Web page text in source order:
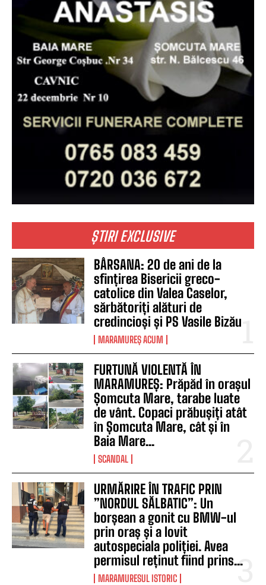
ȘTIRI EXCLUSIVE
BÂRSANA: 20 de ani de la
sfințirea Bisericii greco-
catolice din Valea Caselor,
sărbătoriți alături de
credincioși și PS Vasile Bizău
MARAMUREȘ ACUM
FURTUNĂ VIOLENTĂ ÎN
MARAMUREȘ: Prăpăd în orașul
Șomcuta Mare, tarabe luate
de vânt. Copaci prăbușiți atât
în Șomcuta Mare, cât și în
Baia Mare...
SCANDAL
URMĂRIRE ÎN TRAFIC PRIN
”NORDUL SĂLBATIC”: Un
borșean a gonit cu BMW-ul
prin oraș și a lovit
autospeciala poliției. Avea
permisul reținut fiind prins...
MARAMURESUL ISTORIC